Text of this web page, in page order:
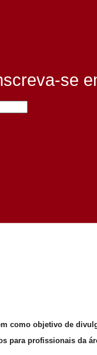
se
como objetivo de
para profissionais da